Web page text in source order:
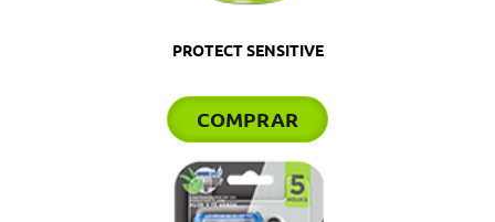
PROTECT SENSITIVE
COMPRAR